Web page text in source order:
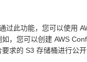
过此功能，您可以使用
，您可以创建 AWS
求的 S3 存储桶进行公开